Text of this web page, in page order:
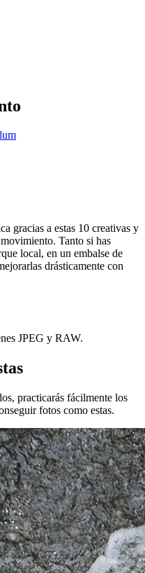
gracias a estas 10 creativas y
Tanto si has
local, en un embalse de
drásticamente con
JPEG y RAW.
practicarás fácilmente los
fotos como estas.